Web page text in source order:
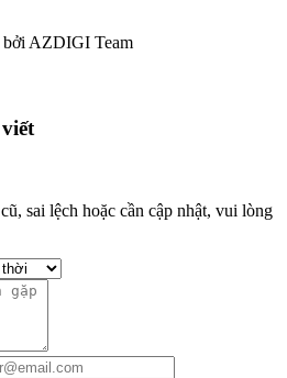
AZDIGI Team
sai lệch hoặc cần cập nhật, vui lòng